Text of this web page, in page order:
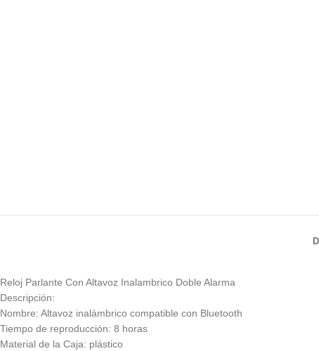
Reloj Parlante Con Altavoz Inalambrico Doble Alarma
Descripción:
Nombre: Altavoz inalámbrico compatible con Bluetooth
Tiempo de reproducción: 8 horas
Material de la Caja: plástico